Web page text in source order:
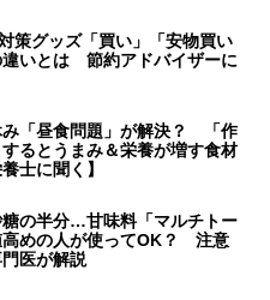
策グッズ「買い」「安物買い
違いとは 節約アドバイザーに
み「昼食問題」が解決？ 「作
るとうまみ＆栄養が増す食材
士に聞く】
糖の半分…甘味料「マルチトー
高めの人が使ってOK？ 注意
医が解説